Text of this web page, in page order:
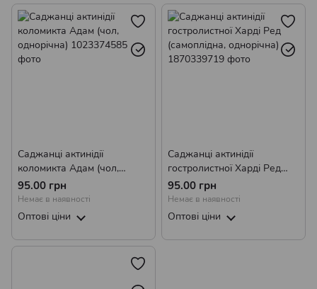
Саджанці актинідії
коломикта Адам (чол,
однорічна)
95.00 грн
Немає в наявності
Оптові ціни
Саджанці актинідії
гостролистної Харді Ред
(самоплідна, однорічна)
95.00 грн
Немає в наявності
Оптові ціни